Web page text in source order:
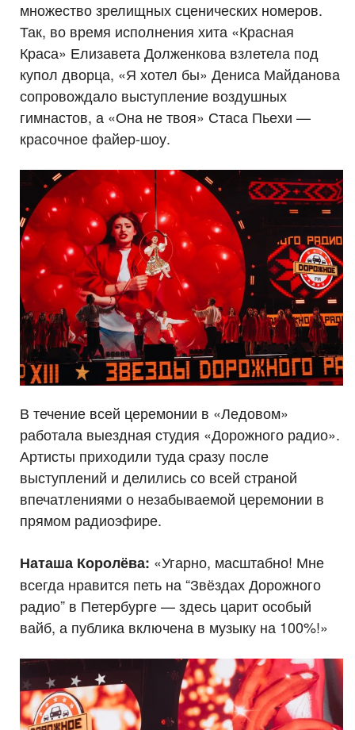
множество зрелищных сценических номеров.
Так, во время исполнения хита «Красная
Краса» Елизавета Долженкова взлетела под
купол дворца, «Я хотел бы» Дениса Майданова
сопровождало выступление воздушных
гимнастов, а «Она не твоя» Стаса Пьехи —
красочное файер-шоу.
В течение всей церемонии в «Ледовом»
работала выездная студия «Дорожного радио».
Артисты приходили туда сразу после
выступлений и делились со всей страной
впечатлениями о незабываемой церемонии в
прямом радиоэфире.
Наташа Королёва: «Угарно, масштабно! Мне
всегда нравится петь на “Звёздах Дорожного
радио” в Петербурге — здесь царит особый
вайб, а публика включена в музыку на 100%!»